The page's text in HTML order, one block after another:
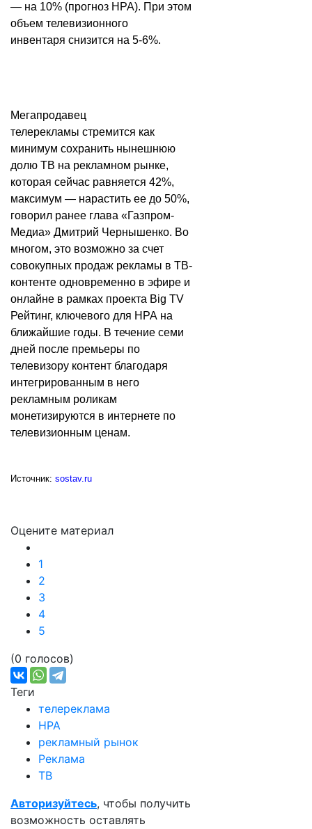
— на 10% (прогноз НРА). При этом
объем телевизионного
инвентаря снизится на 5-6%.
Мегапродавец
телерекламы стремится как
минимум сохранить нынешнюю
долю ТВ на рекламном рынке,
которая сейчас равняется 42%,
максимум — нарастить ее до 50%,
говорил ранее глава «Газпром-
Медиа» Дмитрий Чернышенко. Во
многом, это возможно за счет
совокупных продаж рекламы в ТВ-
контенте одновременно в эфире и
онлайне в рамках проекта Big TV
Рейтинг, ключевого для НРА на
ближайшие годы. В течение семи
дней после премьеры по
телевизору контент благодаря
интегрированным в него
рекламным роликам
монетизируются в интернете по
телевизионным ценам.
Источник: sostav.ru
Оцените материал
1
2
3
4
5
(0 голосов)
Теги
телереклама
НРА
рекламный рынок
Реклама
ТВ
Авторизуйтесь, чтобы получить
возможность оставлять